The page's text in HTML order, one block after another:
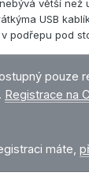
větší
USB
podřepu pod
pouze
Registrace na
máte,